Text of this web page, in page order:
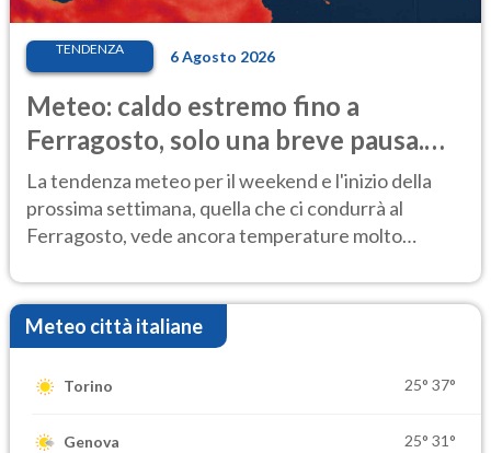
TENDENZA 6 Agosto 2026
Meteo: caldo estremo fino a
Ferragosto, solo una breve pausa.
Ecco dove
La tendenza meteo per il weekend e l'inizio della
prossima settimana, quella che ci condurrà al
Ferragosto, vede ancora temperature molto
Meteo città italiane
Torino 25° 37°
Genova 25° 31°